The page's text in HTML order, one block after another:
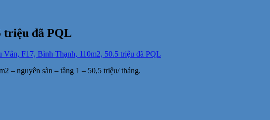
triệu đã PQL
F17, Bình Thạnh, 110m2, 50.5 triệu đã PQL
– nguyên sàn – tầng 1 – 50,5 triệu/ tháng.